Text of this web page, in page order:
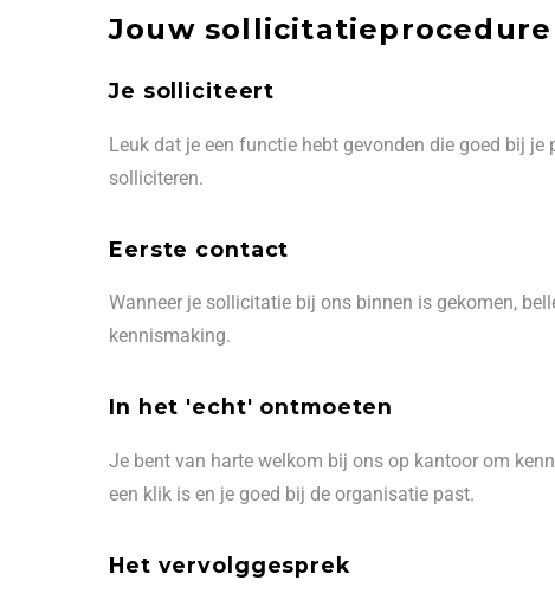
Jouw sollicitatieprocedure
Je solliciteert
Leuk dat je een functie hebt gevonden die goed bij
solliciteren.
Eerste contact
Wanneer je sollicitatie bij ons binnen is gekomen,
kennismaking.
In het 'echt' ontmoeten
Je bent van harte welkom bij ons op kantoor om
een klik is en je goed bij de organisatie past.
Het vervolggesprek